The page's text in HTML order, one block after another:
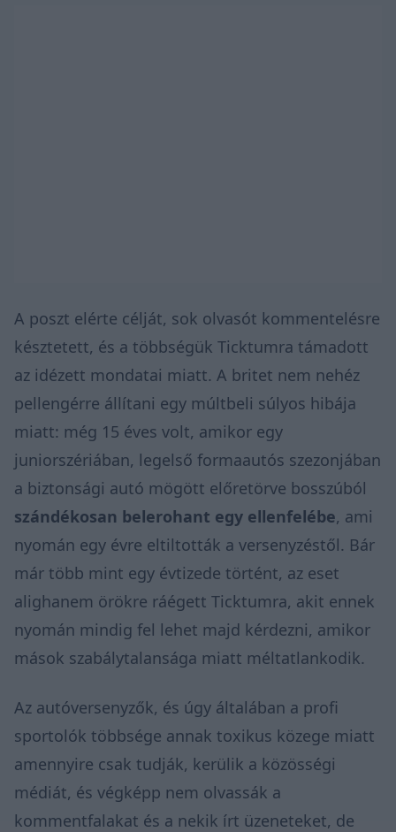
A poszt elérte célját, sok olvasót kommentelésre
késztetett, és a többségük Ticktumra támadott
az idézett mondatai miatt. A britet nem nehéz
pellengérre állítani egy múltbeli súlyos hibája
miatt: még 15 éves volt, amikor egy
juniorszériában, legelső formaautós szezonjában
a biztonsági autó mögött előretörve bosszúból
szándékosan belerohant egy ellenfelébe, ami
nyomán egy évre eltiltották a versenyzéstől. Bár
már több mint egy évtizede történt, az eset
alighanem örökre ráégett Ticktumra, akit ennek
nyomán mindig fel lehet majd kérdezni, amikor
mások szabálytalansága miatt méltatlankodik.
Az autóversenyzők, és úgy általában a profi
sportolók többsége annak toxikus közege miatt
amennyire csak tudják, kerülik a közösségi
médiát, és végképp nem olvassák a
kommentfalakat és a nekik írt üzeneteket, de